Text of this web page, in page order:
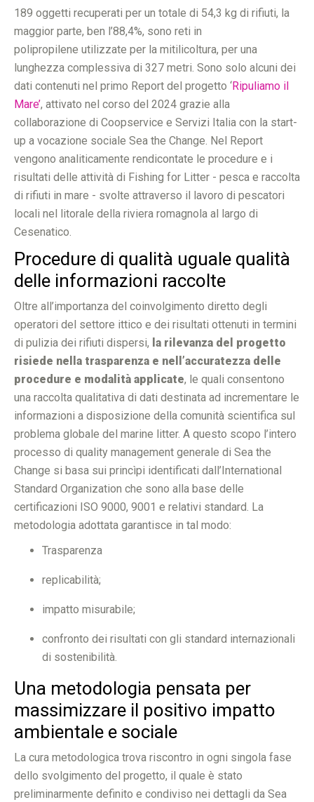
189 oggetti recuperati per un totale di 54,3 kg di rifiuti, la
maggior parte, ben l’88,4%, sono reti in
polipropilene utilizzate per la mitilicoltura, per una
lunghezza complessiva di 327 metri. Sono solo alcuni dei
dati contenuti nel primo Report del progetto ‘Ripuliamo il
Mare’, attivato nel corso del 2024 grazie alla
collaborazione di Coopservice e Servizi Italia con la start-
up a vocazione sociale Sea the Change. Nel Report
vengono analiticamente rendicontate le procedure e i
risultati delle attività di Fishing for Litter - pesca e raccolta
di rifiuti in mare - svolte attraverso il lavoro di pescatori
locali nel litorale della riviera romagnola al largo di
Cesenatico.
Procedure di qualità uguale qualità
delle informazioni raccolte
Oltre all’importanza del coinvolgimento diretto degli
operatori del settore ittico e dei risultati ottenuti in termini
di pulizia dei rifiuti dispersi, la rilevanza del progetto
risiede nella trasparenza e nell’accuratezza delle
procedure e modalità applicate, le quali consentono
una raccolta qualitativa di dati destinata ad incrementare le
informazioni a disposizione della comunità scientifica sul
problema globale del marine litter. A questo scopo l’intero
processo di quality management generale di Sea the
Change si basa sui princìpi identificati dall’International
Standard Organization che sono alla base delle
certificazioni ISO 9000, 9001 e relativi standard. La
metodologia adottata garantisce in tal modo:
Trasparenza
replicabilità;
impatto misurabile;
confronto dei risultati con gli standard internazionali
di sostenibilità.
Una metodologia pensata per
massimizzare il positivo impatto
ambientale e sociale
La cura metodologica trova riscontro in ogni singola fase
dello svolgimento del progetto, il quale è stato
preliminarmente definito e condiviso nei dettagli da Sea